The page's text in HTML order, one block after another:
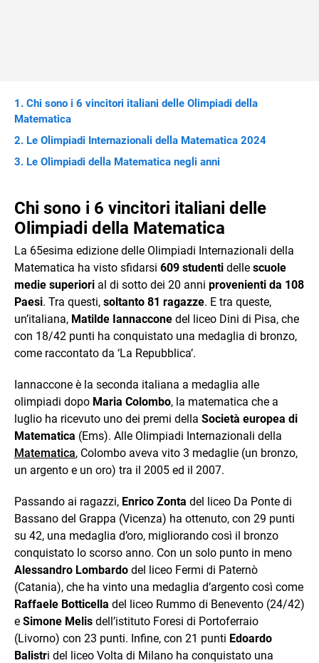
Chi sono i 6 vincitori italiani delle Olimpiadi della
Matematica
Le Olimpiadi Internazionali della Matematica 2024
Le Olimpiadi della Matematica negli anni
Chi sono i 6 vincitori italiani delle
Olimpiadi della Matematica
La 65esima edizione delle Olimpiadi Internazionali della
Matematica ha visto sfidarsi 609 studenti delle scuole
medie superiori al di sotto dei 20 anni provenienti da 108
Paesi. Tra questi, soltanto 81 ragazze. E tra queste,
un’italiana, Matilde Iannaccone del liceo Dini di Pisa, che
con 18/42 punti ha conquistato una medaglia di bronzo,
come raccontato da ‘La Repubblica’.
Iannaccone è la seconda italiana a medaglia alle
olimpiadi dopo Maria Colombo, la matematica che a
luglio ha ricevuto uno dei premi della Società europea di
Matematica (Ems). Alle Olimpiadi Internazionali della
Matematica, Colombo aveva vito 3 medaglie (un bronzo,
un argento e un oro) tra il 2005 ed il 2007.
Passando ai ragazzi, Enrico Zonta del liceo Da Ponte di
Bassano del Grappa (Vicenza) ha ottenuto, con 29 punti
su 42, una medaglia d’oro, migliorando così il bronzo
conquistato lo scorso anno. Con un solo punto in meno
Alessandro Lombardo del liceo Fermi di Paternò
(Catania), che ha vinto una medaglia d’argento così come
Raffaele Botticella del liceo Rummo di Benevento (24/42)
e Simone Melis dell’istituto Foresi di Portoferraio
(Livorno) con 23 punti. Infine, con 21 punti Edoardo
Balistri del liceo Volta di Milano ha conquistato una